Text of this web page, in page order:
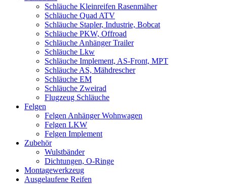
Schläuche Kleinreifen Rasenmäher
Schläuche Quad ATV
Schläuche Stapler, Industrie, Bobcat
Schläuche PKW, Offroad
Schläuche Anhänger Trailer
Schläuche Lkw
Schläuche Implement, AS-Front, MPT
Schläuche AS, Mähdrescher
Schläuche EM
Schläuche Zweirad
Flugzeug Schläuche
Felgen
Felgen Anhänger Wohnwagen
Felgen LKW
Felgen Implement
Zubehör
Wulstbänder
Dichtungen, O-Ringe
Montagewerkzeug
Ausgelaufene Reifen